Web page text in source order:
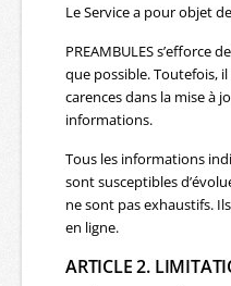
Le Service a pour objet
PREAMBULES s’efforce
que possible. Toutefois,
carences dans la mise à
informations.
Tous les informations
sont susceptibles
ne sont pas exhaustifs.
en ligne.
ARTICLE 2.